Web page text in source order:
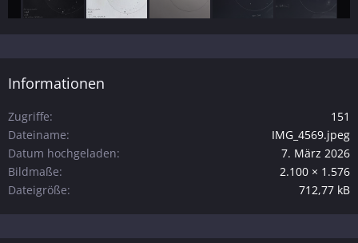
Informationen
Zugriffe
151
Dateiname
IMG_4569.jpeg
Datum hochgeladen
7. März 2026
Bildmaße
2.100 × 1.576
Dateigröße
712,77 kB